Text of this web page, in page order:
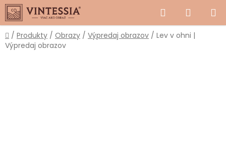
Prejsť
na
obsah
Hľadať
KOŠÍK
Domov
/ Produkty / Obrazy / Výpredaj obrazov / Lev v ohni |
Výpredaj obrazov